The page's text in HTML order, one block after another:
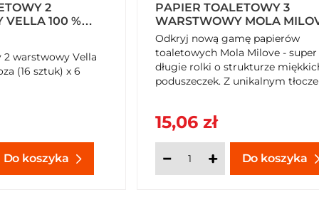
2
VELLA 100 %
warstwowy Vella
(16 sztuk) x 6
Do koszyka
PAPIER TOALETOWY 3
WARSTWOWY MOLA
SZTUK (200 LISTKÓW)
Odkryj nową gamę papierów
toaletowych Mola Milove - super
długie rolki o strukturze
poduszeczek. Z unikalnym
polski z opakowaniem z
15,06 zł
Do koszyka